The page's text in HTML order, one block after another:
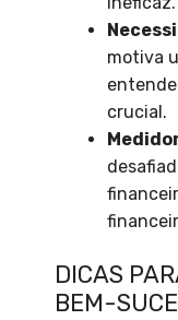
motiva
crucial.
DICAS
BEM-